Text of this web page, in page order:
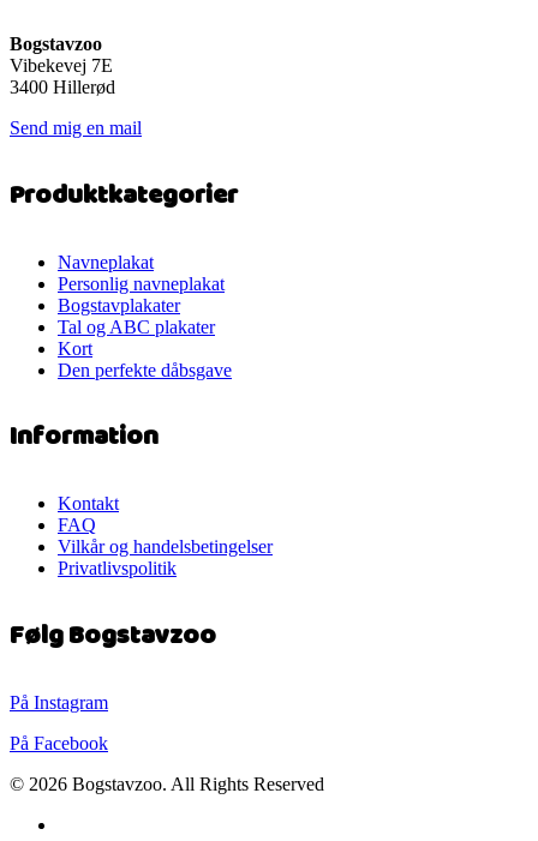
Bogstavzoo
Vibekevej 7E
3400 Hillerød
Send mig en mail
Produktkategorier
Navneplakat
Personlig navneplakat
Bogstavplakater
Tal og ABC plakater
Kort
Den perfekte dåbsgave
Information
Kontakt
FAQ
Vilkår og handelsbetingelser
Privatlivspolitik
Følg Bogstavzoo
På Instagram
På Facebook
© 2026 Bogstavzoo. All Rights Reserved